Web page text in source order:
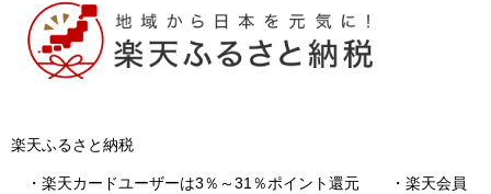
楽天ふるさと納税
・楽天カードユーザーは3％～31％ポイント還元 ・楽天会員